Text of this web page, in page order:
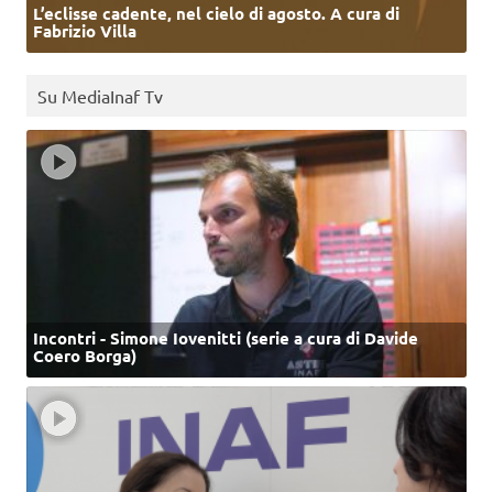
L’eclisse cadente, nel cielo di agosto. A cura di
Fabrizio Villa
Su MediaInaf Tv
Incontri - Simone Iovenitti (serie a cura di Davide
Coero Borga)